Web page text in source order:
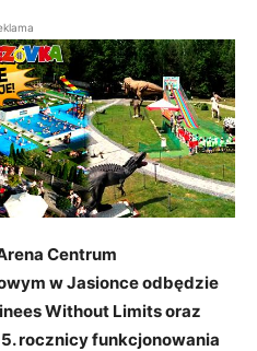
Centrum
w Jasionce odbędzie
Without Limits oraz
rocznicy funkcjonowania